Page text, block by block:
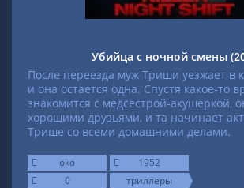
Убийца с ночной смены
После переезда муж Триши уезжает в
и она остается одна. Спустя какое-то
знакомится с медсестрой-акушеркой,
хорошими друзьями, и та начинает
Трише со всеми домашними делами.
oko
1952
0
триллеры